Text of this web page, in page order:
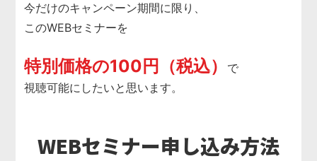
今だけのキャンペーン期間に限り、
このWEBセミナーを
特別価格の100円（税込）
で
視聴可能にしたいと思います。
WEBセミナー申し込み方法